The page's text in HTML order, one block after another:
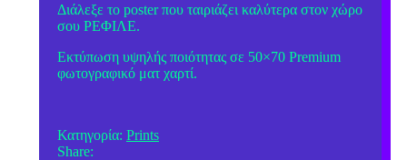
Διάλεξε το poster που ταιριάζει καλύτερα στον χώρο
σου ΡΕΦΙΛΕ.
Εκτύπωση υψηλής ποιότητας σε 50×70 Premium
φωτογραφικό ματ χαρτί.
Κατηγορία: Prints
Share: